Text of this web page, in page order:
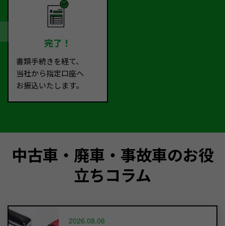
完了！
書類手続きを経て、
当社から指定口座へ
お振込いたします。
中古車・廃車・事故車のお役
立ちコラム
2026.08.06